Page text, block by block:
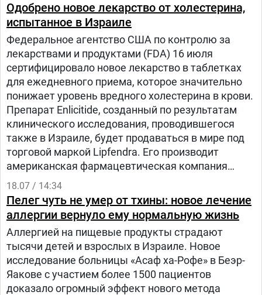
Одобрено новое лекарство от холестерина,
испытанное в Израиле
Федеральное агентство США по контролю за
лекарствами и продуктами (FDA) 16 июля
сертифицировало новое лекарство в таблетках
для ежедневного приема, которое значительно
понижает уровень вредного холестерина в крови.
Препарат Enlicitide, созданный по результатам
клинического исследования, проводившегося
также в Израиле, будет продаваться в мире под
торговой маркой Lipfendra. Его производит
американская фармацевтическая компания
Merck. Лекарство предназначено в основном для
пациентов с гиперхолестеринемией – состоянием
с высоким уровнем вредного холестерина LDL.
Согласно данным, поданным в FDA, от этого
страдает каждый четвертый взрослый на
Западе.
18.07 / 14:34
Пелег чуть не умер от тхины: новое лечение
аллергии вернуло ему нормальную жизнь
Аллергией на пищевые продукты страдают
тысячи детей и взрослых в Израиле. Новое
исследование больницы «Асаф ха-Рофе» в Беэр-
Яакове с участием более 1500 пациентов
доказало огромный эффект нового метода